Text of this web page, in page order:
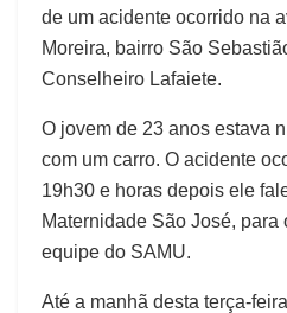
de um acidente ocorrido na
Moreira, bairro São
Conselheiro Lafaiete.
O jovem de 23 anos estava
com um carro. O acidente
19h30 e horas depois ele
Maternidade São José, para
equipe do SAMU.
Até a manhã desta terça-